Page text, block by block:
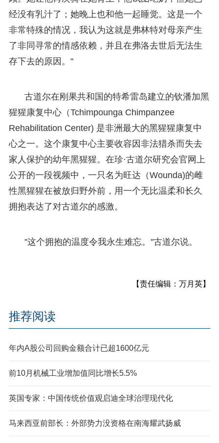
经没有乳汁了；她晚上也和他一起睡觉。这是一个
非常特殊的情况，我认为这就是弗林特对母亲产生
了非同寻常的情感依赖，并且在弗洛去世后无法生
存下去的原因。"
古道尔在刚果共和国的特希雷岛建立的钦潘加黑
猩猩康复中心（Tchimpounga Chimpanzee
Rehabilitation Center) 是非洲最大的黑猩猩康复中
心之一。这个康复中心主要收容因非法猎杀而失去
家人保护的幼年黑猩猩。在珍·古道尔研究会官网上
公开的一段视频中，一只名为旺达（Wounda)的雌
性黑猩猩在被放归野外前，用一个无比温柔和长久
拥抱表达了对古道尔的感激。
"这个拥抱的温度令我永生难忘。"古道尔说。
【责任编辑：万月英】
推荐阅读
年内A股公司回购金额合计已超1600亿元
前10月机械工业增加值同比增长5.5%
英国专家：中国传统价值观启迪全球治理现代化
马来西亚前部长：外部势力没资格在南海耀武扬威